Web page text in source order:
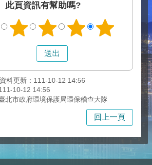
此頁資訊有幫助嗎?
資料更新：111-10-12 14:56
10-12 14:56
北市政府環境保護局環保稽查大隊
回上一頁